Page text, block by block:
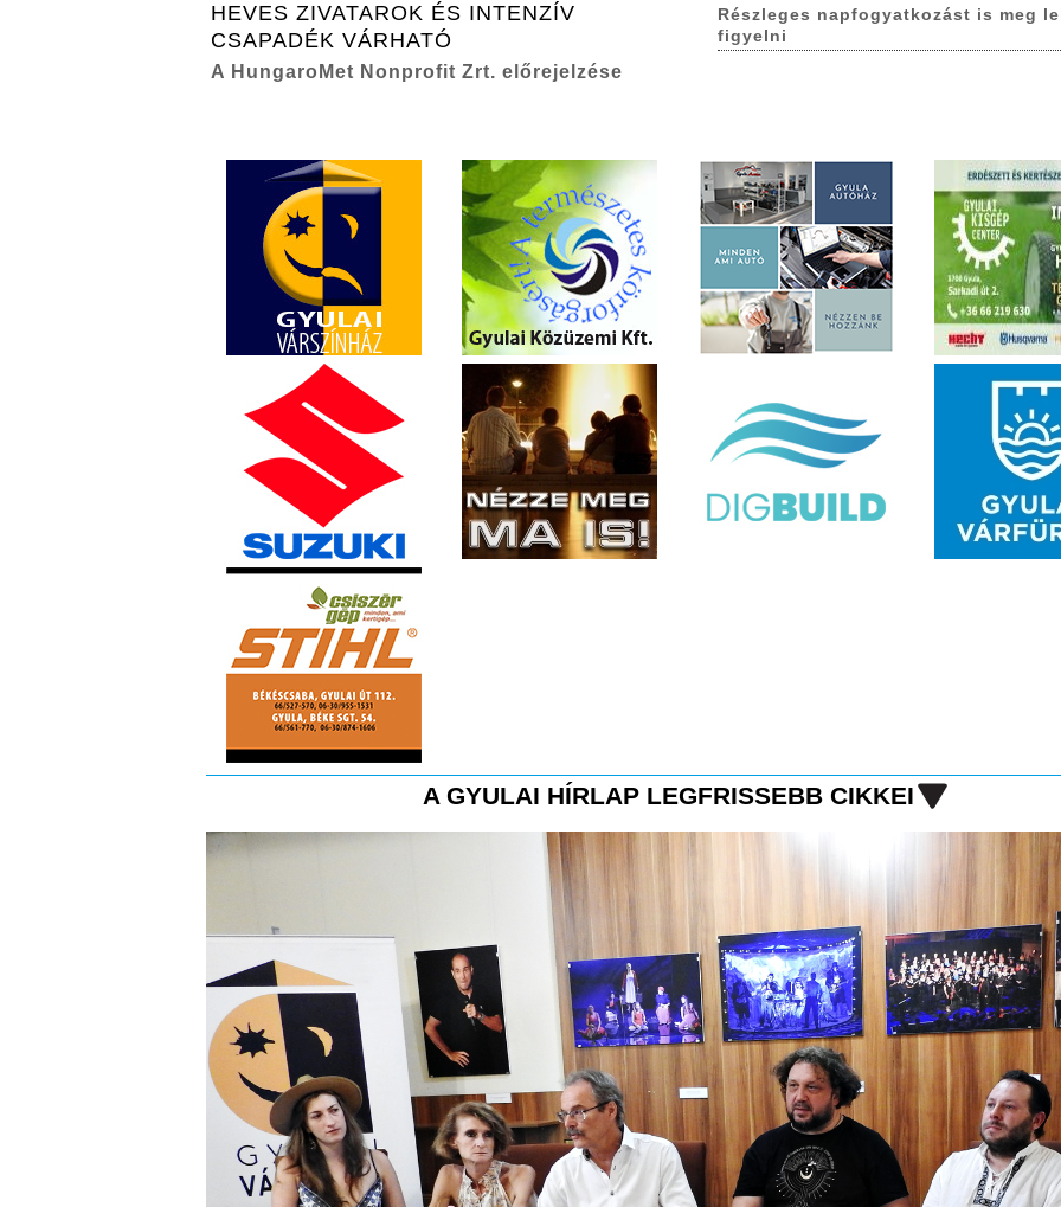
HEVES ZIVATAROK ÉS INTENZÍV
CSAPADÉK VÁRHATÓ
A HungaroMet Nonprofit Zrt. előrejelzése
Részleges napfogyatkozást is meg
figyelni
A GYULAI HÍRLAP LEGFRISSEBB CIKKEI